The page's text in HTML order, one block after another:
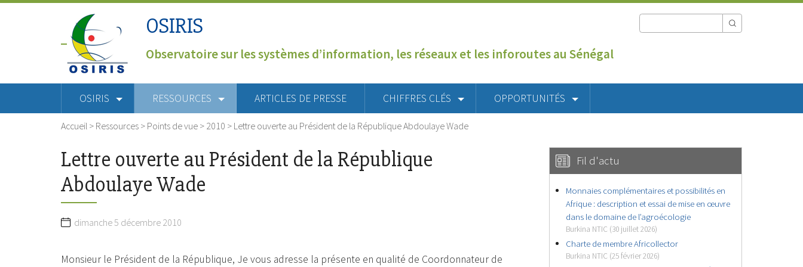
OSIRIS
Observatoire sur les systèmes d’information, les réseaux et les inforoutes au Sénégal
OSIRIS RESSOURCES ARTICLES DE PRESSE CHIFFRES CLÉS OPPORTUNITÉS
Accueil > Ressources > Points de vue > 2010 > Lettre ouverte au Président de la République Abdoulaye Wade
Lettre ouverte au Président de la République
Abdoulaye Wade
dimanche 5 décembre 2010
Monsieur le Président de la République, Je vous adresse la présente en qualité de Coordonnateur de
Fil d'actu
Monnaies complémentaires et possibilités en
Afrique : description et essai de mise en œuvre
dans le domaine de l’agroécologie
Burkina NTIC (30 juillet 2026)
Charte de membre Africollector
Burkina NTIC (25 février 2026)